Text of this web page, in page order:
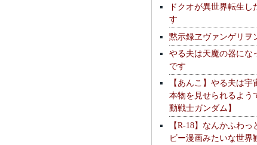
ドクオが異世界転生し
す
黙示録ヱヴァンゲリヲ
やる夫は天魔の器にな
です
【あんこ】やる夫は宇
本物を見せられるよう
動戦士ガンダム】
【R-18】なんかふわっ
ビー漫画みたいな世界